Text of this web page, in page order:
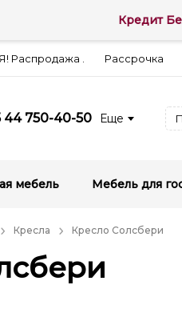
Распродажа . Рассрочка
44 750-40-50 Еще
мебель Мебель для
Кресла Кресло Солсбери
Кредит